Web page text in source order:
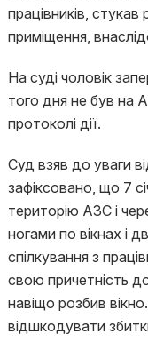
працівників,
приміщення,
На суді чоловік
того дня не був на
протоколі дії.
Суд взяв до уваги
зафіксовано, що 7
територію АЗС і
ногами по вікнах і
спілкування з
свою причетність
навіщо розбив
відшкодувати